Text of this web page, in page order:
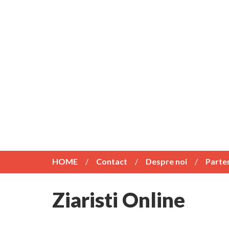
HOME Contact Despre noi
Ziaristi Online